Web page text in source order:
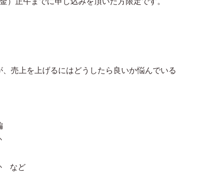
売上を上げるにはどうしたら良いか悩んでいる
など